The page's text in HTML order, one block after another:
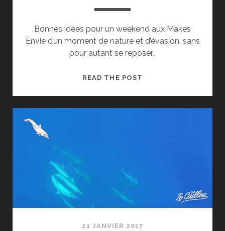
Bonnes idées pour un weekend aux Makes
Envie d’un moment de nature et d’évasion, sans
pour autant se reposer…
READ THE POST
21 JANVIER 2017